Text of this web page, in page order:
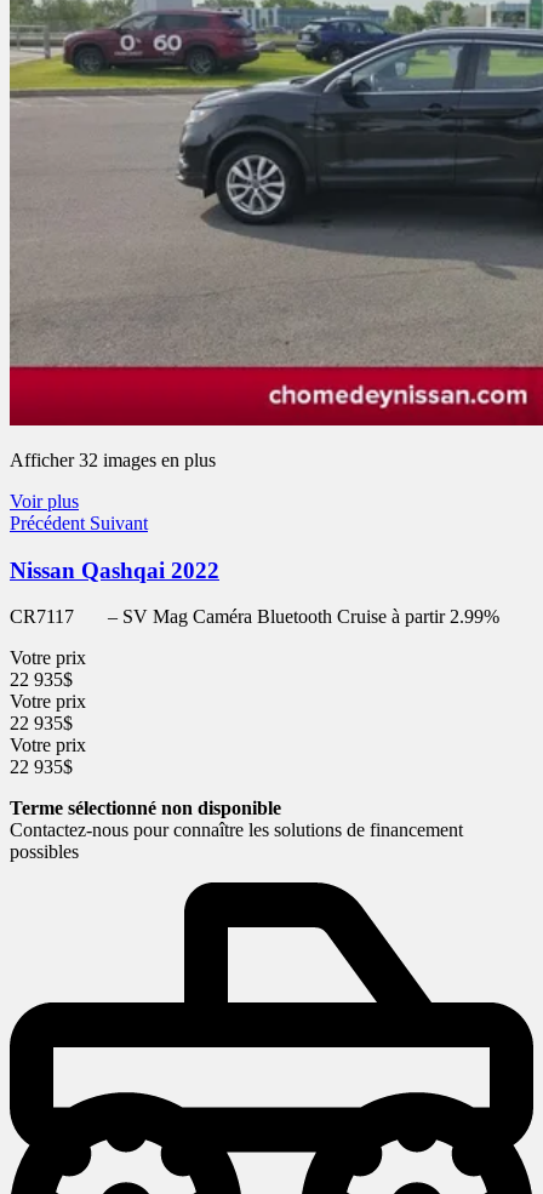
Afficher 32 images en plus
Voir plus
Précédent Suivant
Nissan Qashqai 2022
CR7117
– SV Mag Caméra Bluetooth Cruise à partir 2.99%
Votre prix
22 935$
Votre prix
22 935$
Votre prix
22 935$
Terme sélectionné non disponible
Contactez-nous pour connaître les solutions de financement
possibles